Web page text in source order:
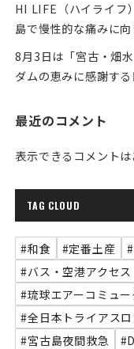
HI LIFE（ハイライフ
島で慢性的な痛みに
8月3日は「宮古・畑
ダムの恵みに感謝する
最近のコメント
表示できるコメントは
TAG CLOUD
#和食 #定番土産
#バス・空港アクセス
#琉球エアーコミュー
#全日本トライアス
#宮古島夜間救急